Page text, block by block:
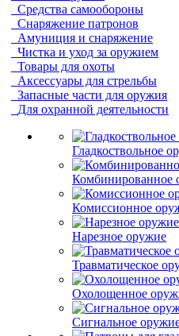
Средства самообороны
Снаряжение патронов
Амуниция и снаряжение
Чистка и уход за оружием
Товары для охоты
Аксессуары для стрельбы
Запасные части для оружия
Для охранной деятельности
Гладкоствольное
Комбинированное
Комиссионное
Нарезное оружие
Травматическое
Охолощенное
Сигнальное